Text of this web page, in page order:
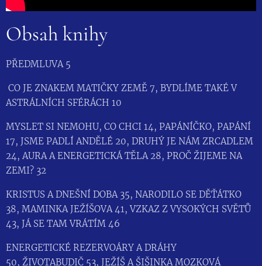
Obsah knihy
PŘEDMLUVA 5
CO JE ZNAKEM MATIČKY ZEMĚ 7, BYDLÍME TAKÉ V
ASTRÁLNÍCH SFÉRÁCH 10
MYSLET SI NEMOHU, CO CHCI 14, PAPÁNÍČKO, PAPÁNÍ
17, JSME PADLÍ ANDĚLÉ 20, DRUHÝ JE NÁM ZRCADLEM
24, AURA A ENERGETICKÁ TĚLA 28, PROČ ŽIJEME NA
ZEMI? 32
KRISTUS A DNEŠNÍ DOBA 35, NARODILO SE DĚŤÁTKO
38, MAMINKA JEŽÍŠOVA 41, VZKAZ Z VYSOKÝCH SVĚTŮ
43, JÁ SE TAM VRÁTÍM 46
ENERGETICKÉ REZERVOÁRY A DRÁHY
50, ŽIVOTABUDIČ 53, JEŽÍŠ A ŠIŠINKA MOZKOVÁ